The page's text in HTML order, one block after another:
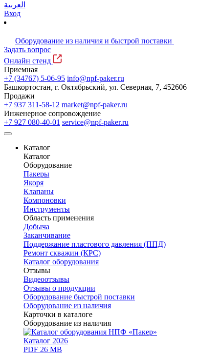
العربية
Вход
Оборудование из наличия и быстрой поставки
Задать вопрос
Онлайн стенд
Приемная
+7 (34767) 5-06-95 info@npf-paker.ru
Башкортостан, г. Октябрьский, ул. Северная, 7, 452606
Продажи
+7 937 311-58-12 market@npf-paker.ru
Инженерное сопровождение
+7 927 080-40-01 service@npf-paker.ru
Каталог
Каталог
Оборудование
Пакеры
Якоря
Клапаны
Компоновки
Инструменты
Область применения
Добыча
Заканчивание
Поддержание пластового давления (ППД)
Ремонт скважин (КРС)
Каталог оборудования
Отзывы
Видеоотзывы
Отзывы о продукции
Оборудование быстрой поставки
Оборудование из наличия
Карточки в каталоге
Оборудование из наличия
Каталог 2026
PDF 26 MB